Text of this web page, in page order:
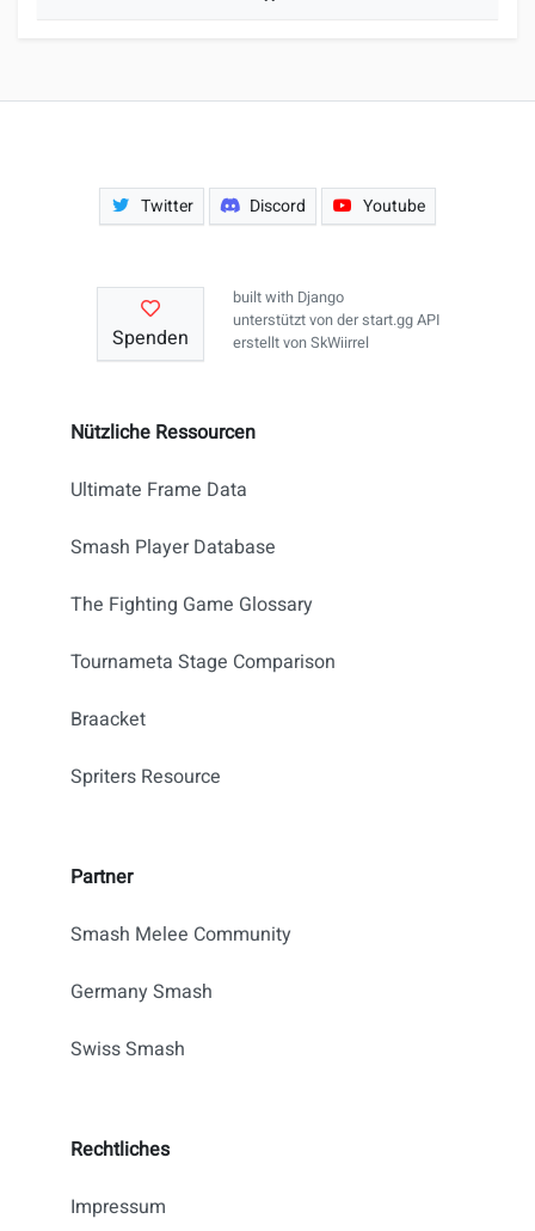
Twitter Discord Youtube
Nützliche Ressourcen
Ultimate Frame Data
Smash Player Database
The Fighting Game Glossary
Tournameta Stage Comparison
Braacket
Spriters Resource
Partner
Smash Melee Community
Germany Smash
Swiss Smash
Rechtliches
Impressum
Spenden
built with Django
unterstützt von derstart.gg API
erstellt vonSkWiirrel